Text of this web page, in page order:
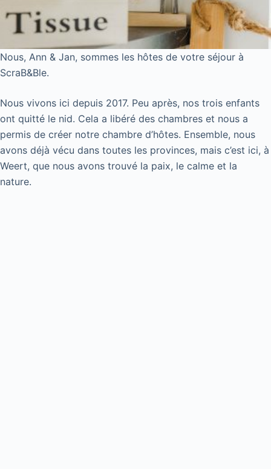
Nous, Ann & Jan, sommes les hôtes de votre séjour à
ScraB&Ble.
Nous vivons ici depuis 2017. Peu après, nos trois enfants
ont quitté le nid. Cela a libéré des chambres et nous a
permis de créer notre chambre d’hôtes. Ensemble, nous
avons déjà vécu dans toutes les provinces, mais c’est ici, à
Weert, que nous avons trouvé la paix, le calme et la
nature.